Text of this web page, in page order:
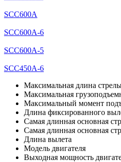
SCC600A
SCC600A-6
SCC600A-5
SCC450A-6
Максимальная длина
Максимальная
Максимальный момент
Длина фиксированного
Самая длинная основная
Самая длинная основная
Длина вылета
Модель двигателя
Выходная мощность